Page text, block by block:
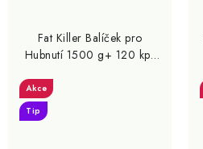
Fat Killer Balíček pro
Hubnutí 1500 g+ 120 kps
Akce
Tip